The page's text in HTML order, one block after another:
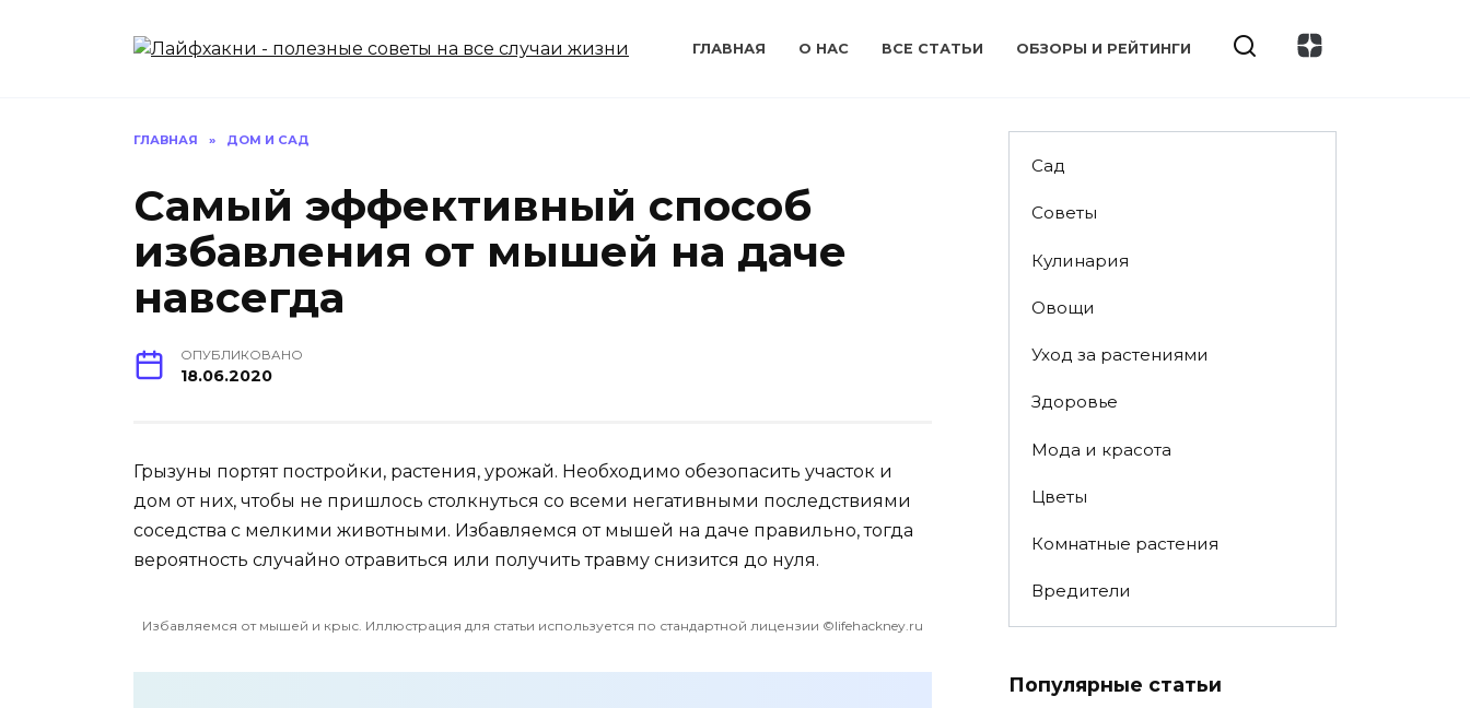
ГЛАВНАЯ О НАС ВСЕ СТАТЬИ ОБЗОРЫ И РЕЙТИНГИ
ГЛАВНАЯ » ДОМ И САД
Самый эффективный способ
избавления от мышей на даче
навсегда
ОПУБЛИКОВАНО
18.06.2020
Грызуны портят постройки, растения, урожай. Необходимо обезопасить участок и
дом от них, чтобы не пришлось столкнуться со всеми негативными последствиями
соседства с мелкими животными. Избавляемся от мышей на даче правильно, тогда
вероятность случайно отравиться или получить травму снизится до нуля.
Избавляемся от мышей и крыс. Иллюстрация для статьи используется по стандартной лицензии ©lifehackney.ru
Сад
Советы
Кулинария
Овощи
Уход за растениями
Здоровье
Мода и красота
Цветы
Комнатные растения
Вредители
Популярные статьи